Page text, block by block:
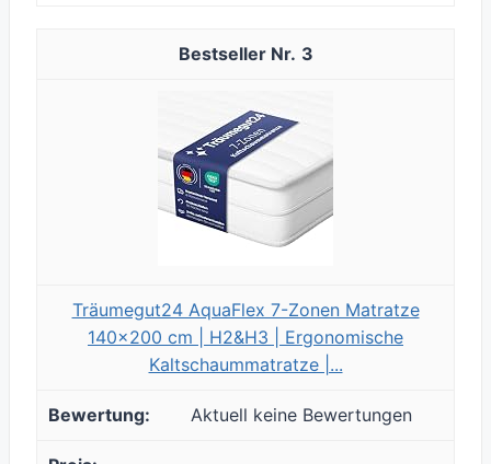
3
Träumegut24 AquaFlex 7-Zonen Matratze
140x200 cm | H2&H3 | Ergonomische
Kaltschaummatratze |...
Aktuell keine Bewertungen